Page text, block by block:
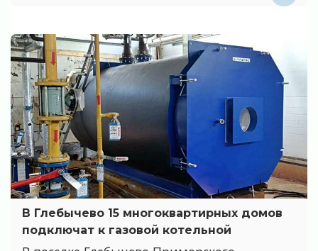
В Глебычево 15 многоквартирных домов
подключат к газовой котельной